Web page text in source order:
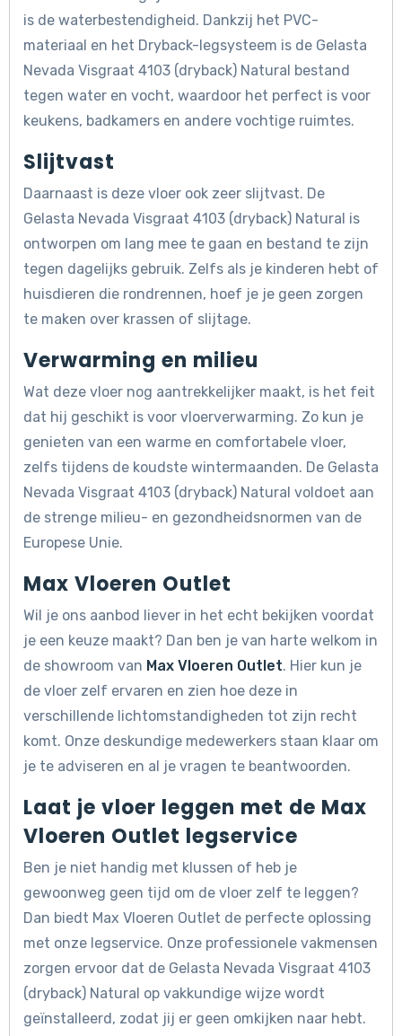
is de waterbestendigheid. Dankzij het PVC-
materiaal en het Dryback-legsysteem is de Gelasta
Nevada Visgraat 4103 (dryback) Natural bestand
tegen water en vocht, waardoor het perfect is voor
keukens, badkamers en andere vochtige ruimtes.
Slijtvast
Daarnaast is deze vloer ook zeer slijtvast. De
Gelasta Nevada Visgraat 4103 (dryback) Natural is
ontworpen om lang mee te gaan en bestand te zijn
tegen dagelijks gebruik. Zelfs als je kinderen hebt of
huisdieren die rondrennen, hoef je je geen zorgen
te maken over krassen of slijtage.
Verwarming en milieu
Wat deze vloer nog aantrekkelijker maakt, is het feit
dat hij geschikt is voor vloerverwarming. Zo kun je
genieten van een warme en comfortabele vloer,
zelfs tijdens de koudste wintermaanden. De Gelasta
Nevada Visgraat 4103 (dryback) Natural voldoet aan
de strenge milieu- en gezondheidsnormen van de
Europese Unie.
Max Vloeren Outlet
Wil je ons aanbod liever in het echt bekijken voordat
je een keuze maakt? Dan ben je van harte welkom in
de showroom van Max Vloeren Outlet. Hier kun je
de vloer zelf ervaren en zien hoe deze in
verschillende lichtomstandigheden tot zijn recht
komt. Onze deskundige medewerkers staan klaar om
je te adviseren en al je vragen te beantwoorden.
Laat je vloer leggen met de Max
Vloeren Outlet legservice
Ben je niet handig met klussen of heb je
gewoonweg geen tijd om de vloer zelf te leggen?
Dan biedt Max Vloeren Outlet de perfecte oplossing
met onze legservice. Onze professionele vakmensen
zorgen ervoor dat de Gelasta Nevada Visgraat 4103
(dryback) Natural op vakkundige wijze wordt
geïnstalleerd, zodat jij er geen omkijken naar hebt.